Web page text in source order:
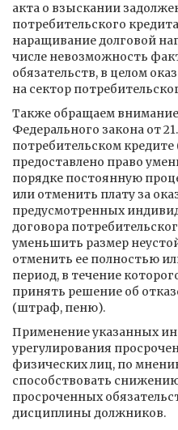
акта о взыскании
потребительского
наращивание долговой
числе невозможность
обязательств, в целом
на сектор
Также обращаем
Федерального закона от
потребительском
предоставлено право
порядке постоянную
или отменить плату за
предусмотренных
договора
уменьшить размер
отменить ее полностью
период, в течение
принять решение об
(штраф, пеню).
Применение указанных
урегулирования
физических лиц, по
способствовать
просроченных
дисциплины должников.